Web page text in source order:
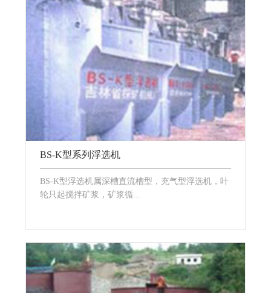
BS-K型系列浮选机
BS-K型浮选机属深槽直流槽型，充气型浮选机，叶
轮只起搅拌矿浆，矿浆循...